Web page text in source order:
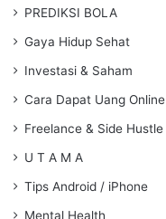
PREDIKSI BOLA
Gaya Hidup Sehat
Investasi & Saham
Cara Dapat Uang Online
Freelance & Side Hustle
U T A M A
Tips Android / iPhone
Mental Health